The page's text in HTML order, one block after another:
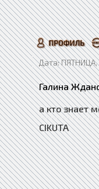
Дата: ПЯТНИЦА,
Галина
а кто знает
CIKUTA